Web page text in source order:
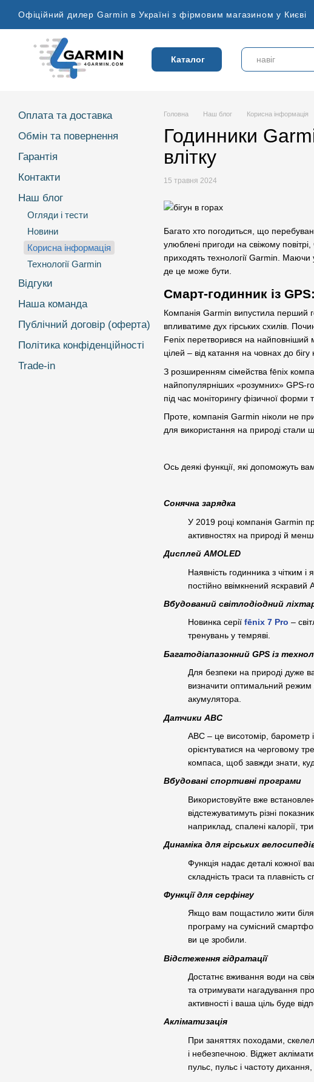
Офіційний дилер Garmin в Україні з фірмовим магазином у Києві
Каталог
Головна Наш блог Корисна інформація
Годинники
влітку
15 травня 2024
Багато хто погодиться, що
улюблені пригоди на свіжому
приходять технології Garmin. Маючи
де це може бути.
Смарт-годинник із
Компанія Garmin випустила перший
впливатиме дух гірських схилів.
Fenix перетворився на найповніший
цілей – від катання на човнах до бігу
З розширенням сімейства fēnix
найпопулярніших «розумних» GPS-
під час моніторингу фізичної
Проте, компанія Garmin ніколи не
для використання на природі стали
Ось деякі функції, які допоможуть
Сонячна зарядка
У 2019 році компанія Garmin
активностях на природі й
Дисплей AMOLED
Наявність годинника з
постійно ввімкнений
Вбудований світлодіодний
Новинка серії fēnix 7 Pro –
тренувань у темряві.
Багатодіапазонний GPS із
Для безпеки на природі дуже
визначити оптимальний режим
акумулятора.
Датчики ABC
ABC – це висотомір, барометр
орієнтуватися на черговому
компаса, щоб завжди знати,
Вбудовані спортивні програми
Використовуйте вже
відстежуватимуть різні
наприклад, спалені калорії,
Динаміка для гірських
Функція надає деталі кожної
складність траси та плавність
Функції для серфінгу
Якщо вам пощастило жити біля
програму на сумісний
ви це зробили.
Відстеження гідратації
Достатнє вживання води на
та отримувати нагадування
активності і ваша ціль буде
Акліматизація
При заняттях походами,
і небезпечною. Віджет
пульс, пульс і частоту
Оплата та доставка
Обмін та повернення
Гарантія
Контакти
Наш блог
Огляди і тести
Новини
Корисна інформація
Технології Garmin
Відгуки
Наша команда
Публічний договір (оферта)
Політика конфіденційності
Trade-in